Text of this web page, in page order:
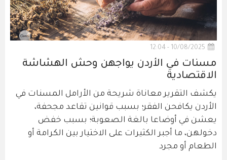
10/08/2025 - 12:04
مسنات في الأردن يواجهن وحش الهشاشة
الاقتصادية
يكشف التقرير معاناة شريحة من الأرامل المسنات في
الأردن يكافحن الفقر؛ بسبب قوانين تقاعد مجحفة،
يعشن في أوضاعا بالغة الصعوبة؛ بسبب خفض
دخولهن، ما أجبر الكثيرات على الاختيار بين الكرامة أو
الطعام أو مجرد